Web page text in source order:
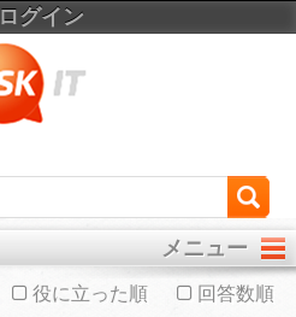
ログイン
メニュー
役に立った順
回答数順